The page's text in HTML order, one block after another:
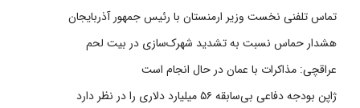
تماس تلفنی نخست وزیر ارمنستان با رئیس جمهور آذربایجان
هشدار حماس نسبت به تشدید شهرک‌سازی در بیت‌ لحم
عراقچی: مذاکرات با عمان در حال انجام است
ژاپن بودجه دفاعی بی‌سابقه ۵۶ میلیارد دلاری را در نظر دارد